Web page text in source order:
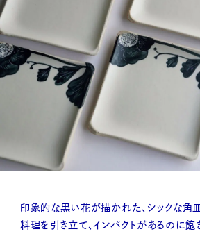
印象的な黒い花が描かれた、シックな角
料理を引き立て、インパクトがあるのに飽